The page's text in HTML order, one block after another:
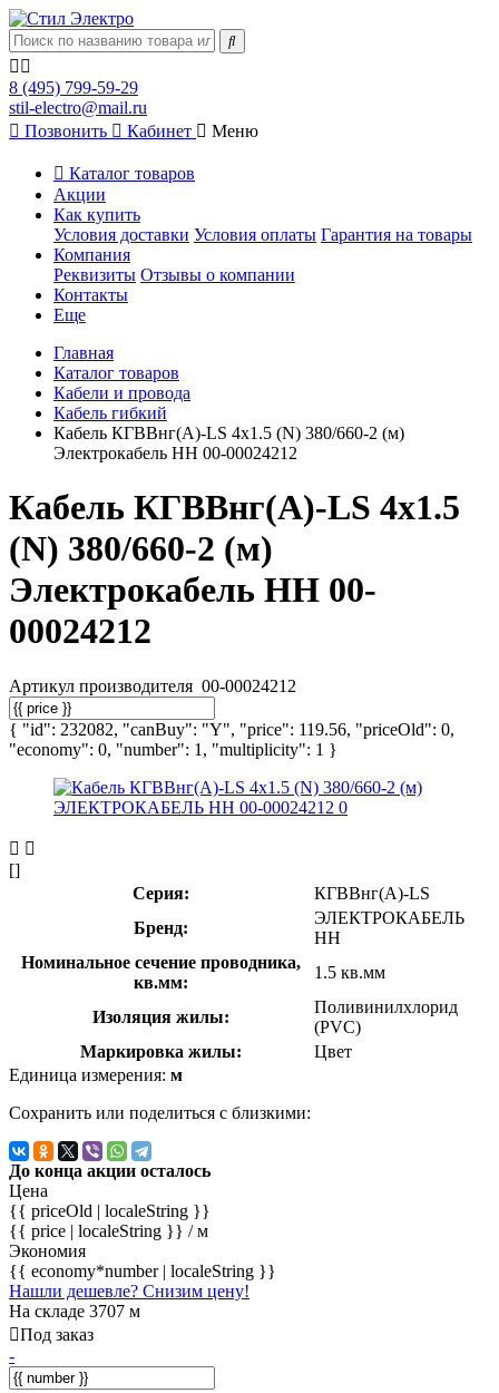
8 (495) 799-59-29
stil-electro@mail.ru
Позвонить
Кабинет Меню
Каталог товаров
Акции
Как купить
Условия доставки Условия оплаты Гарантия на товары
Компания
Реквизиты Отзывы о компании
Контакты
Еще
Главная
Каталог товаров
Кабели и провода
Кабель гибкий
Кабель КГВВнг(А)-LS 4х1.5 (N) 380/660-2 (м)
Электрокабель НН 00-00024212
Кабель КГВВнг(А)-LS 4х1.5
(N) 380/660-2 (м)
Электрокабель НН 00-
00024212
Артикул производителя 00-00024212
{ "id": 232082, "canBuy": "Y", "price": 119.56, "priceOld": 0,
"economy": 0, "number": 1, "multiplicity": 1 }
[]
Серия:
КГВВнг(А)-LS
Бренд:
ЭЛЕКТРОКАБЕЛЬ
НН
Номинальное сечение проводника,
кв.мм:
1.5 кв.мм
Изоляция жилы:
Поливинилхлорид
(PVC)
Маркировка жилы:
Цвет
Единица измерения: м
Сохранить или поделиться с близкими:
До конца акции осталось
Цена
{{ priceOld | localeString }}
{{ price | localeString }} / м
Экономия
{{ economy*number | localeString }}
Нашли дешевле? Снизим цену!
На складе 3707 м
Под заказ
-